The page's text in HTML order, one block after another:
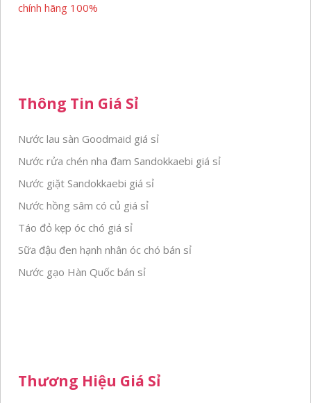
chính hãng 100%
Thông Tin Giá Sỉ
Nước lau sàn Goodmaid giá sỉ
Nước rửa chén nha đam Sandokkaebi giá sỉ
Nước giặt Sandokkaebi giá sỉ
Nước hồng sâm có củ giá sỉ
Táo đỏ kẹp óc chó giá sỉ
Sữa đậu đen hạnh nhân óc chó bán sỉ
Nước gạo Hàn Quốc bán sỉ
Thương Hiệu Giá Sỉ